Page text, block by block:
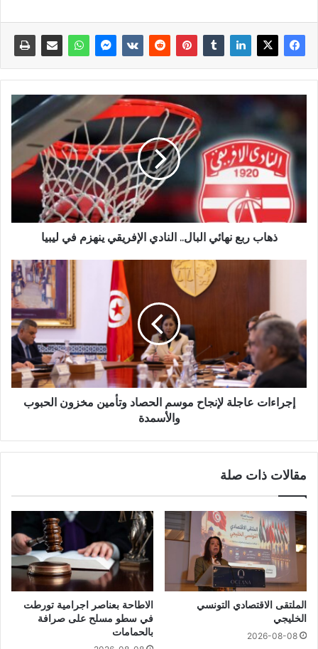
ذهاب ربع نهائي البال.. النادي الإفريقي ينهزم في ليبيا
إجراءات عاجلة لإنجاح موسم الحصاد وتأمين مخزون الحبوب
والأسمدة
مقالات ذات صلة
الملتقى الاقتصادي التونسي
الخليجي
2026-08-08
الاطاحة بعناصر اجرامية تورطت
في سطو مسلح على صرافة
بالحمامات